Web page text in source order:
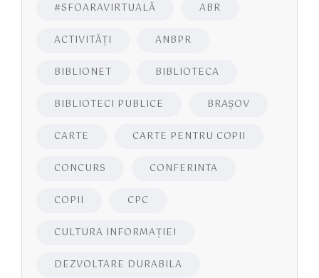
#SFOARAVIRTUALĂ ABR
ACTIVITĂŢI ANBPR
BIBLIONET BIBLIOTECA
BIBLIOTECI PUBLICE BRAŞOV
CARTE CARTE PENTRU COPII
CONCURS CONFERINTA
COPII CPC
CULTURA INFORMAŢIEI
DEZVOLTARE DURABILA